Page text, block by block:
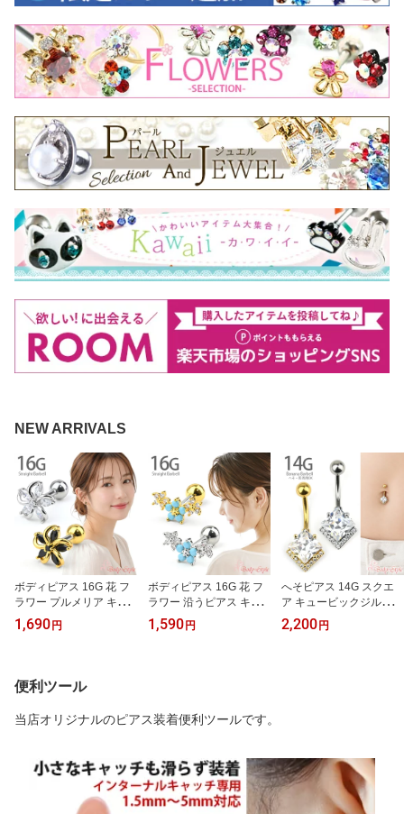
NEW ARRIVALS
ボディピアス 16G 花 フ
ラワー プルメリア キュ
ービックジルコニア スト
レートバーベル 軟骨ピア
っぱなし 片耳用 ゴール
ド シルバー
1,690 円
ボディピアス 16G 花 フ
ラワー 沿うピアス キュ
ービックジルコニア スト
レートバーベル 軟骨ピア
1,590 円
へそピアス 14G スクエ
ア キュービックジルコニ
ア CZ ネイブル ボディピ
アス バナナバーベル サ
2,200 円
便利ツール
当店オリジナルのピアス装着便利ツールです。